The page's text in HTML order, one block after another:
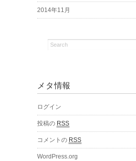
2014年11月
メタ情報
ログイン
投稿の RSS
コメントの RSS
WordPress.org